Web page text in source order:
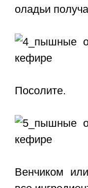
оладьи
Посолите.
Венчиком